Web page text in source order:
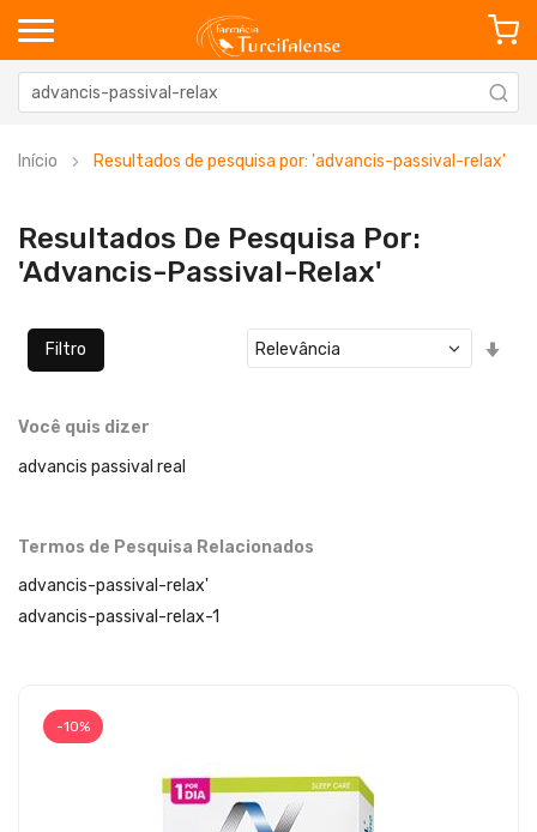
Início Resultados de pesquisa por: 'advancis-passival-relax'
Resultados De Pesquisa Por:
'advancis-Passival-Relax'
Filtro
Você quis dizer
advancis passival real
Termos de Pesquisa Relacionados
advancis-passival-relax'
advancis-passival-relax-1
-10%